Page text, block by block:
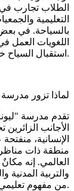
الطلاب تجارب في
التعليمية
بالسياحة. في
اللغويات العمل
استقبال السياح خلال معرض ألبا للكمأ.
لماذا تزور مدرسة
تقدم مدرسة
الأجانب
الإنسانية،
منطقة ذات مناظر
العالمي. إنه
والتربية المدنية
من مفهوم تعليمي واحد.